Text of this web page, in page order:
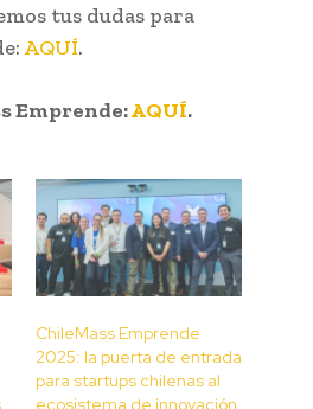
tus dudas para
AQUÍ.
Emprende:AQUÍ.
ChileMass Emprende
2025: la puerta de entrada
para startups chilenas al